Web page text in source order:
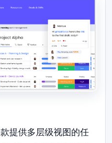
提供多层级视图的任